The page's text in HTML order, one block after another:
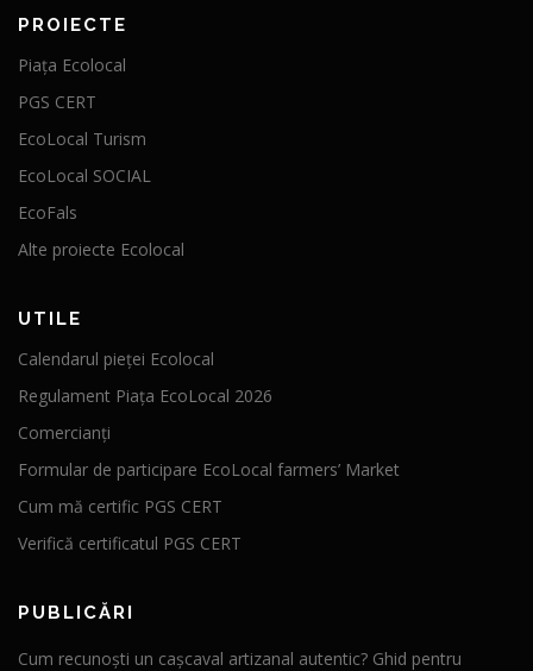
PROIECTE
Piața Ecolocal
PGS CERT
EcoLocal Turism
EcoLocal SOCIAL
EcoFals
Alte proiecte Ecolocal
UTILE
Calendarul pieței Ecolocal
Regulament Piața EcoLocal 2026
Comercianți
Formular de participare EcoLocal farmers’ Market
Cum mă certific PGS CERT
Verifică certificatul PGS CERT
PUBLICĂRI
Cum recunoști un cașcaval artizanal autentic? Ghid pentru